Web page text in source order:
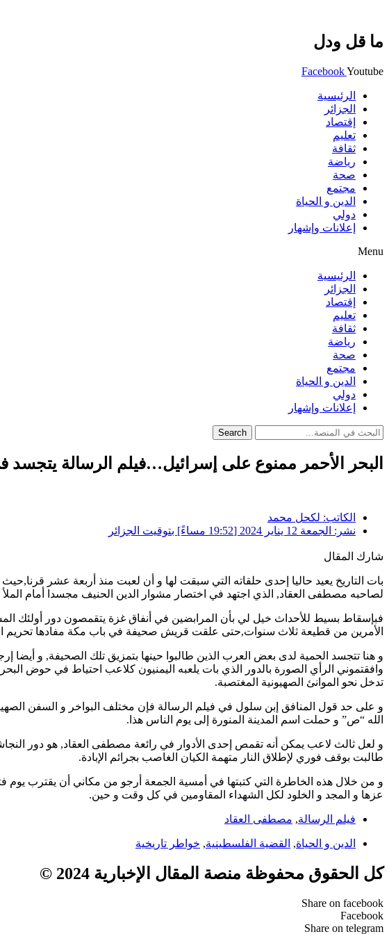
ما قل ودل
FacebookYoutube
الرئيسية
الجزائر
إقتصاد
تعليم
ثقافة
رياضة
صحة
مجتمع
الدين و الحياة
دولي
إعلانات وإشهار
Menu
الرئيسية
الجزائر
إقتصاد
تعليم
ثقافة
رياضة
صحة
مجتمع
الدين و الحياة
دولي
إعلانات وإشهار
Search
البحر الأحمر ممنوع على إسرائيل…فيلم الرسالة
الكاتب: لكحل محمد
نشر: الجمعة 12 يناير 2024 [19:52 مساءً] بتوقيت الجزائر
شارك المقال
بات التاريخ يعيد حاليا إحدى حلقاته التي سبقت لها و أن لعبت منذ أربعة عشر
لصاحبه مصطفى العقاد, الذي اجتهد في اختصار مشوار الدين الحنيف مجسدا أمام الملأ
فبإسقاط بسيط للأحداث خيل لي بأن المرابضين في أنفاق غزة يتقمصون دور أولئك
الأمرين من قطيعة ثلاث سنوات,حتى علقت قريش صحيفة في باب مكة مفادها تحريم
و هنا تتجسد الحمية لدى بعض العرب الذين طالبوا حينها بتمزيق تلك الصحيفة, و
وافقتموني الرأي الصورة بالدور الذي بات يلعبه اليمنيون كلاعب احتياط في حوض
تدخل نحو الموانئ الصهيونية المغتصبة.
و على حد قول المنافق إبن سلول في فيلم الرسالة فإن مختلف البواخر و السفن
الله “ص” و حملت اسم المدينة المنورة إلى يوم الناس هذا.
و لعل ثالث لاعب يمكن أنه تقمص إحدى الأدوار في رائعة مصطفى العقاد, هو دور
طالبت بوقف فوري لإطلاق النار متهمة الكيان الغاصب بجرائم الإبادة.
و من خلال هذه الخاطرة التي كتبتها في أمسية الجمعة أرجو من مكاني أن يقترب
عزها و المجد و الخلود لكل الشهداء المقاومين في كل وقت و حين.
فيلم الرسالة, مصطفى العقاد
الدين و الحياة, القضية الفلسطينية, خواطر تاريخية
كل الحقوق محفوظة منصة المقال الإخبارية 2024 ©
Share on facebook
Facebook
Share on telegram